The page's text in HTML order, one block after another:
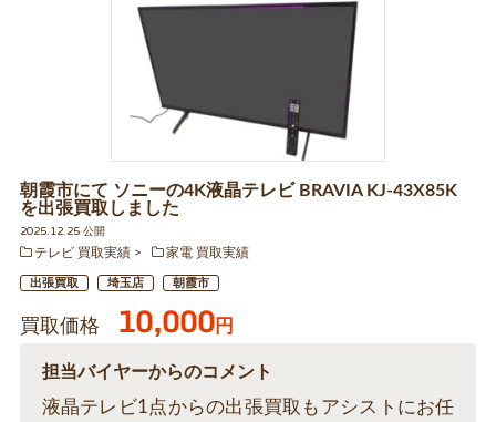
朝霞市にて ソニーの4K液晶テレビ BRAVIA KJ-43X85K
を出張買取しました
2025.12.25 公開
テレビ 買取実績
家電 買取実績
出張買取 埼玉店 朝霞市
買取価格 10,000円
担当バイヤーからのコメント
液晶テレビ1点からの出張買取もアシストにお任